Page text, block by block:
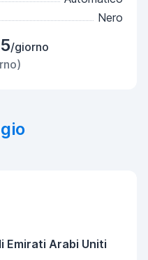
Nero
/giorno
Emirati Arabi Uniti